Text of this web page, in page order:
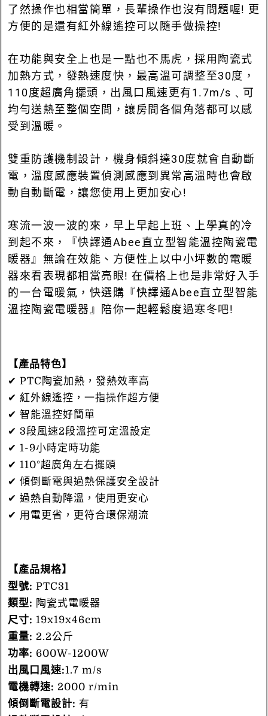
了然操作也相當簡單，長輩操作也沒有問題喔! 更
方便的是還有紅外線遙控可以隨手做操控!
在功能與安全上也是一點也不馬虎，採用陶瓷式
加熱方式，發熱速度快，最高溫可調整至30度，
110度超廣角擺頭，出風口風速更有1.7m/s﹑可
均勻送熱至整個空間，讓房間各個角落都可以感
受到溫暖。
雙重防護機制設計，機身傾斜達30度就會自動斷
電，溫度感應裝置偵測感應到異常高溫時也會啟
動自動斷電，讓您使用上更加安心!
寒流一波一波的來，早上早起上班、上學真的冷
到起不來，
『快譯通Abee直立型智能溫控陶瓷電
暖器』無論在效能、方便性上以中小坪數的電暖
器來看表現都相當亮眼! 在價格上也是非常好入手
的一台電暖氣，快選購 『快譯通Abee直立型智能
溫控陶瓷電暖器』陪你一起輕鬆度過寒冬吧!
【產品特色】
✔ PTC陶瓷加熱，發熱效率高
✔ 紅外線遙控，一指操作超方便
✔ 智能溫控好簡單
✔ 3段風速2段溫控可定溫設定
✔ 1-9小時定時功能
✔ 110°超廣角左右擺頭
✔ 傾倒斷電與過熱保護安全設計
✔ 過熱自動降溫，使用更安心
✔ 用電更省，更符合環保潮流
【產品規格】
型號: PTC31
類型: 陶瓷式電暖器
尺寸: 19x19x46cm
重量: 2.2公斤
功率: 600W-1200W
出風口風速:1.7 m/s
電機轉速: 2000 r/min
傾倒斷電設計: 有